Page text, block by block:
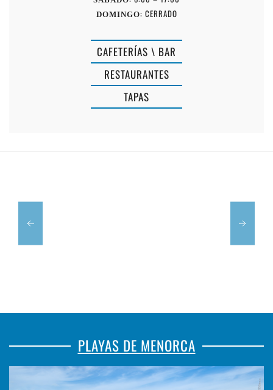
DOMINGO: CERRADO
CAFETERÍAS \ BAR
RESTAURANTES
TAPAS
PLAYAS DE MENORCA